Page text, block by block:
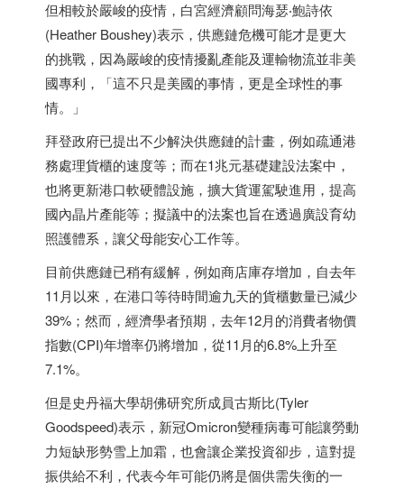
但相較於嚴峻的疫情，白宮經濟顧問海瑟‧鮑詩依
(Heather Boushey)表示，供應鏈危機可能才是更大
的挑戰，因為嚴峻的疫情擾亂產能及運輸物流並非美
國專利，「這不只是美國的事情，更是全球性的事
情。」
拜登政府已提出不少解決供應鏈的計畫，例如疏通港
務處理貨櫃的速度等；而在1兆元基礎建設法案中，
也將更新港口軟硬體設施，擴大貨運駕駛進用，提高
國內晶片產能等；擬議中的法案也旨在透過廣設育幼
照護體系，讓父母能安心工作等。
目前供應鏈已稍有緩解，例如商店庫存增加，自去年
11月以來，在港口等待時間逾九天的貨櫃數量已減少
39%；然而，經濟學者預期，去年12月的消費者物價
指數(CPI)年增率仍將增加，從11月的6.8%上升至
7.1%。
但是史丹福大學胡佛研究所成員古斯比(Tyler
Goodspeed)表示，新冠Omicron變種病毒可能讓勞動
力短缺形勢雪上加霜，也會讓企業投資卻步，這對提
振供給不利，代表今年可能仍將是個供需失衡的一